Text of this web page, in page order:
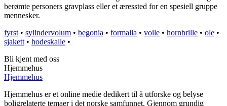
berømte personers gravplass eller et æressted for en spesiell gruppe
mennesker.
fyrst • sylindervolum • begonia • formalia • voile • hornbrille • ole •
sjakett • hodeskalle •
Bli kjent med oss
Hjemmehus
Hjemmehus
Hjemmehus er et online medie dedikert til å utforske og belyse
boligrelaterte temaer i det norske samfunnet. Gjennom grundig